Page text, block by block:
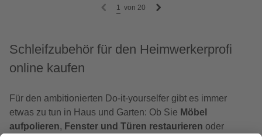
1 von 20
Schleifzubehör für den Heimwerkerprofi
online kaufen
Für den ambitionierten Do-it-yourselfer gibt es immer
etwas zu tun in Haus und Garten: Ob Sie Möbel
aufpolieren, Fenster und Türen restaurieren oder